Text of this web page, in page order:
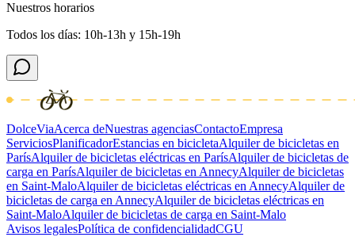
Nuestros horarios
Todos los días: 10h-13h y 15h-19h
DolceViaAcerca deNuestras agenciasContactoEmpresa
ServiciosPlanificadorEstancias en bicicletaAlquiler de bicicletas en
ParísAlquiler de bicicletas eléctricas en ParísAlquiler de bicicletas de
carga en ParísAlquiler de bicicletas en AnnecyAlquiler de bicicletas
en Saint-MaloAlquiler de bicicletas eléctricas en AnnecyAlquiler de
bicicletas de carga en AnnecyAlquiler de bicicletas eléctricas en
Saint-MaloAlquiler de bicicletas de carga en Saint-Malo
Avisos legalesPolítica de confidencialidadCGU